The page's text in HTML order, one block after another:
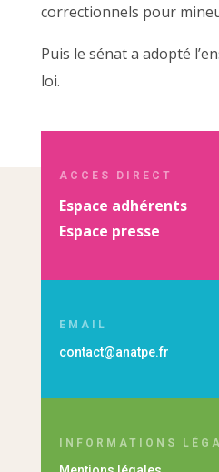
correctionnels pour
Puis le sénat a adopté
loi.
ACCES DIRECT
Espace adhérents
Espace presse
EMAIL
contact@anatpe.fr
INFORMATIONS